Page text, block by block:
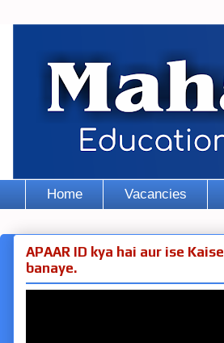
Home Vacancies
APAAR ID kya hai aur ise Kaise
banaye.